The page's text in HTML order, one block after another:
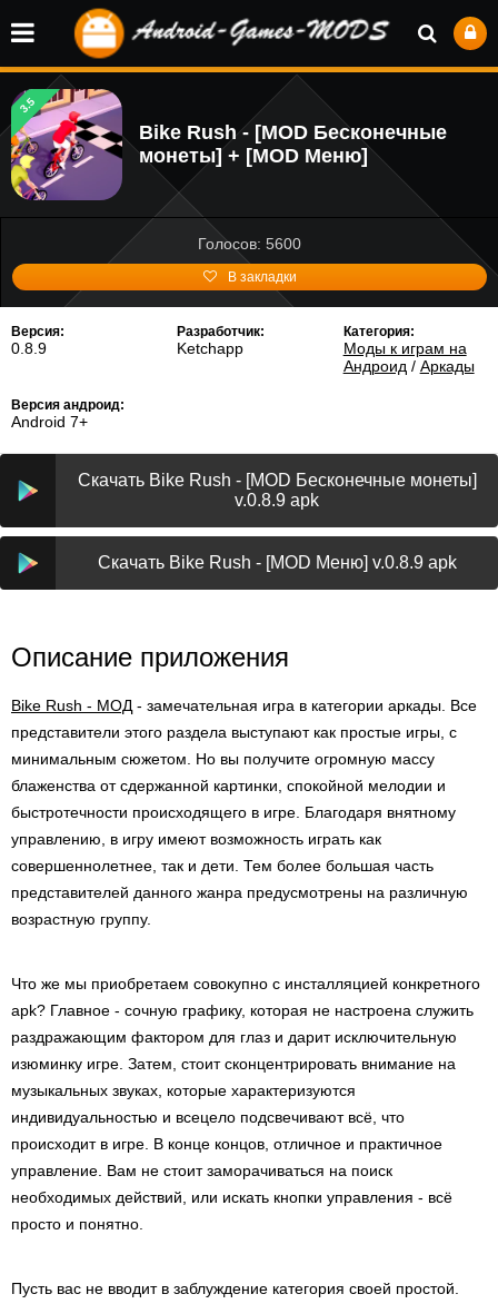
3.5
Bike Rush - [MOD Бесконечные
монеты] + [MOD Меню]
Голосов: 5600
В закладки
Версия:
0.8.9
Разработчик:
Ketchapp
Категория:
Моды к играм на
Андроид / Аркады
Версия андроид:
Android 7+
Скачать Bike Rush - [MOD Бесконечные монеты]
v.0.8.9 apk
Скачать Bike Rush - [MOD Меню] v.0.8.9 apk
Описание приложения
Bike Rush - МОД - замечательная игра в категории аркады. Все
представители этого раздела выступают как простые игры, с
минимальным сюжетом. Но вы получите огромную массу
блаженства от сдержанной картинки, спокойной мелодии и
быстротечности происходящего в игре. Благодаря внятному
управлению, в игру имеют возможность играть как
совершеннолетнее, так и дети. Тем более большая часть
представителей данного жанра предусмотрены на различную
возрастную группу.
Что же мы приобретаем совокупно с инсталляцией конкретного
apk? Главное - сочную графику, которая не настроена служить
раздражающим фактором для глаз и дарит исключительную
изюминку игре. Затем, стоит сконцентрировать внимание на
музыкальных звуках, которые характеризуются
индивидуальностью и всецело подсвечивают всё, что
происходит в игре. В конце концов, отличное и практичное
управление. Вам не стоит заморачиваться на поиск
необходимых действий, или искать кнопки управления - всё
просто и понятно.
Пусть вас не вводит в заблуждение категория своей простой.